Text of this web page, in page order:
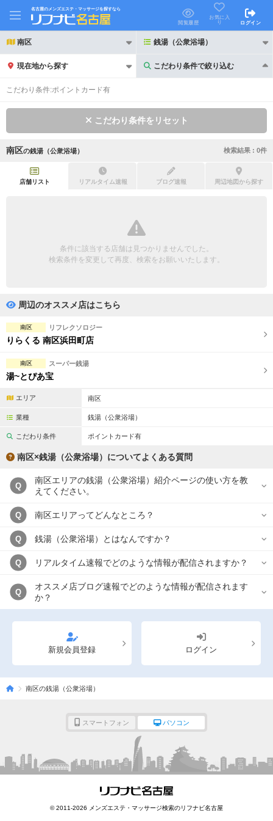
名古屋のメンズエステ・マッサージを探すなら
閲覧履歴
お気に入
り
ログイン
南区 銭湯（公衆浴場）
現在地から探す こだわり条件で絞り込む
こだわり条件で絞り込む
初回割引あり リピーター割引あり
団体様歓迎
ペアルームあり
フットバスあり
日本人スタッフのみ
スタッフ指名可
駅から徒歩5分以内
こだわり条件を変更
閉じる
こだわり条件:ポイントカード有
こだわり条件をリセット
南区の銭湯（公衆浴場） 検索結果 : 0件
店舗リスト リアルタイム速報 ブログ速報 周辺地図から探す
条件に該当する店舗は見つかりませんでした。
検索条件を変更して再度、検索をお願いいたします。
周辺のオススメ店はこちら
南区 リフレクソロジー
りらくる 南区浜田町店
南区 スーパー銭湯
湯~とぴあ宝
エリア 南区
業種 銭湯（公衆浴場）
こだわり条件 ポイントカード有
南区×銭湯（公衆浴場）についてよくある質問
Q
南区エリアの銭湯（公衆浴場）紹介ページの使い方を教
えてください。
Q 南区エリアってどんなところ？
Q 銭湯（公衆浴場）とはなんですか？
Q リアルタイム速報でどのような情報が配信されますか？
Q
オススメ店ブログ速報でどのような情報が配信されます
か？
新規会員登録 ログイン
南区の銭湯（公衆浴場）
スマートフォン パソコン
© 2011-2026 メンズエステ・マッサージ検索のリフナビ名古屋